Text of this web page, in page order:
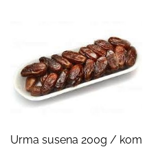
Urma susena 200g / kom